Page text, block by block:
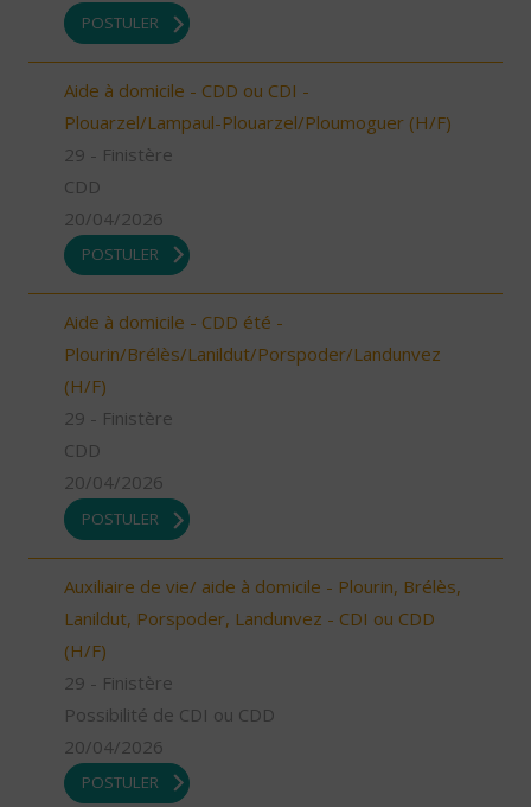
POSTULER
Aide à domicile - CDD ou CDI -
Plouarzel/Lampaul-Plouarzel/Ploumoguer (H/F)
29 - Finistère
CDD
20/04/2026
POSTULER
Aide à domicile - CDD été -
Plourin/Brélès/Lanildut/Porspoder/Landunvez
(H/F)
29 - Finistère
CDD
20/04/2026
POSTULER
Auxiliaire de vie/ aide à domicile - Plourin, Brélès,
Lanildut, Porspoder, Landunvez - CDI ou CDD
(H/F)
29 - Finistère
Possibilité de CDI ou CDD
20/04/2026
POSTULER